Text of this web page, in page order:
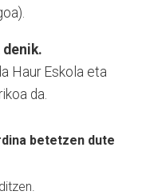
Haur Eskola eta
da.
betetzen dute